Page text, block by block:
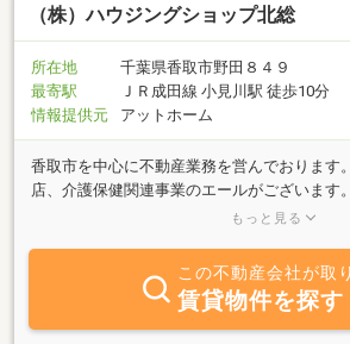
（株）ハウジングショップ北総
所在地
千葉県香取市野田８４９
最寄駅
ＪＲ成田線 小見川駅 徒歩10分
情報提供元
アットホーム
香取市を中心に不動産業務を営んでおります
店、介護保健関連事業のエールがございます
んの事、福祉住環境コーディネーターによる
けではなく、茨城県の神栖市周辺も扱い、幅
様のニーズにお応えできるかと思います。社
報をお待ちしております。
もっと見る
この不動産会社が取
賃貸物件を探す